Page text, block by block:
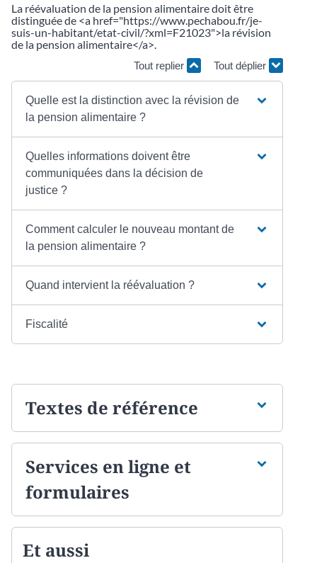
La réévaluation de la pension alimentaire doit être
distinguée de <a href="https://www.pechabou.fr/je-
suis-un-habitant/etat-civil/?xml=F21023">la révision
de la pension alimentaire</a>.
Tout replier Tout déplier
Quelle est la distinction avec la révision de
la pension alimentaire ?
Quelles informations doivent être
communiquées dans la décision de
justice ?
Comment calculer le nouveau montant de
la pension alimentaire ?
Quand intervient la réévaluation ?
Fiscalité
Textes de référence
Services en ligne et
formulaires
Et aussi